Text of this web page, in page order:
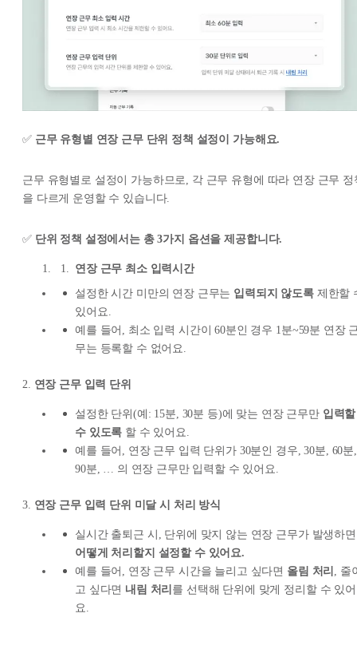
✅ 근무 유형별 연장 근무 단위 정책 설정이 가능해요.
근무 유형별로 설정이 가능하므로, 각 근무 유형에 따라 연장 근무 정
을 다르게 운영할 수 있습니다.
✅ 단위 정책 설정에서는 총 3가지 옵션을 제공합니다.
연장 근무 최소 입력시간
설정한 시간 미만의 연장 근무는 입력되지 않도록제한할
있어요.
예를 들어, 최소 입력 시간이 60분인 경우 1분~59분 연장
무는 등록할 수 없어요.
2. 연장 근무 입력 단위
설정한 단위(예: 15분, 30분 등)에 맞는 연장 근무만 입력할
수 있도록 할 수 있어요.
예를 들어, 연장 근무 입력 단위가 30분인 경우, 30분, 60분,
90분, … 의 연장 근무만 입력할 수 있어요.
3. 연장 근무 입력 단위 미달 시 처리 방식
실시간 출퇴근 시, 단위에 맞지 않는 연장 근무가 발생하면
어떻게 처리할지 설정할 수 있어요.
예를 들어, 연장 근무 시간을 늘리고 싶다면 올림 처리
, 줄
고 싶다면 내림 처리 를 선택해 단위에 맞게 정리할 수 있어
요.